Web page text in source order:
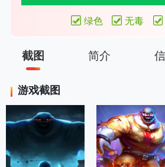
绿色 无毒
截图 简介
游戏截图